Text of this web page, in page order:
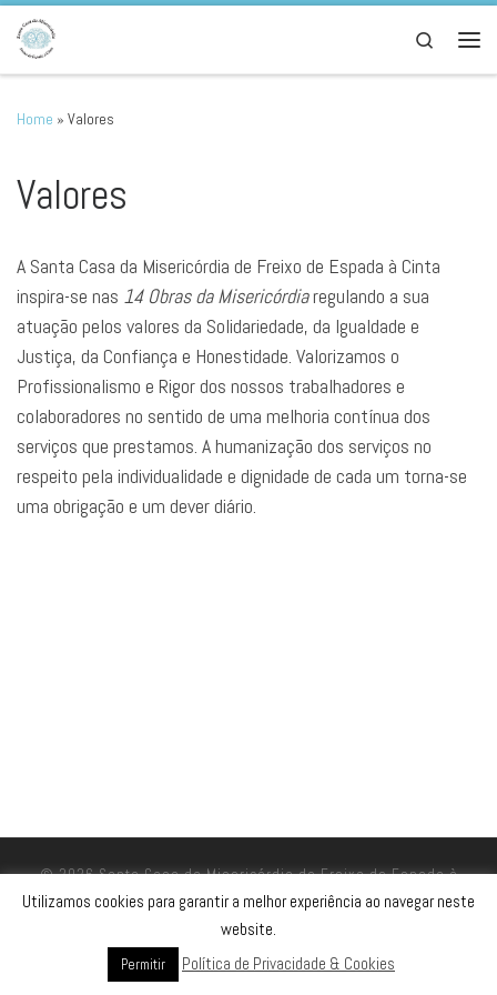
Skip to content
Search
Home » Valores
Valores
A Santa Casa da Misericórdia de Freixo de Espada à Cinta
inspira-se nas 14 Obras da Misericórdiaregulando a sua
atuação pelos valores da Solidariedade, da Igualdade e
Justiça, da Confiança e Honestidade. Valorizamos o
Profissionalismo e Rigor dos nossos trabalhadores e
colaboradores no sentido de uma melhoria contínua dos
serviços que prestamos. A humanização dos serviços no
respeito pela individualidade e dignidade de cada um torna-se
uma obrigação e um dever diário.
© 2026Santa Casa da Misericórdia de Freixo de Espada à
Cinta– All rights reserved
– Designed with the
Utilizamos cookies para garantir a melhor experiência ao navegar neste
website.
Permitir Política de Privacidade & Cookies